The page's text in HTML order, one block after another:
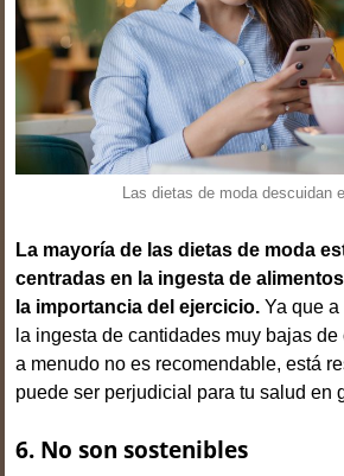
Las dietas de moda descuidan
La mayoría de las dietas de moda
centradas en la ingesta de
la importancia del ejercicio. Ya que
la ingesta de cantidades muy bajas
a menudo no es recomendable, está
puede ser perjudicial para tu salud en
6. No son sostenibles